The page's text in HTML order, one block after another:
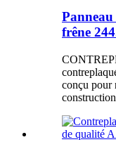
frêne
conçu pour